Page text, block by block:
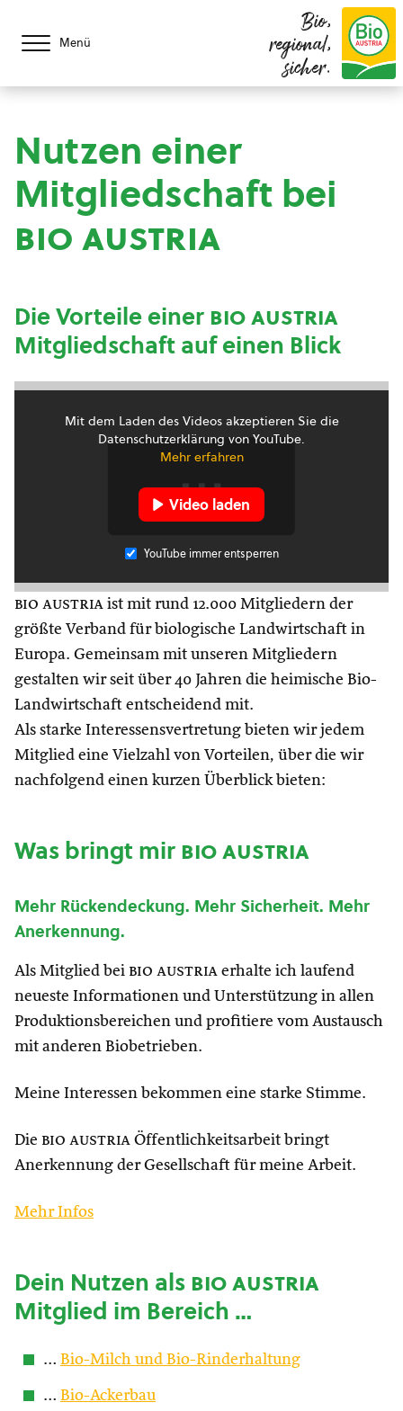
Menü
Bio,
regional,
sicher.
Nutzen einer
Mitgliedschaft bei
bio austria
Die Vorteile einerbio austria
Mitgliedschaft auf einen Blick
Mit dem Laden des Videos akzeptieren Sie die
Datenschutzerklärung von YouTube.
Mehr erfahren
Video laden
YouTube immer entsperren
bio austria ist mit rund 12.000 Mitgliedern der
größte Verband für biologische Landwirtschaft in
Europa. Gemeinsam mit unseren Mitgliedern
gestalten wir seit über 40 Jahren die heimische Bio-
Landwirtschaft entscheidend mit.
Als starke Interessensvertretung bieten wir jedem
Mitglied eine Vielzahl von Vorteilen, über die wir
nachfolgend einen kurzen Überblick bieten:
Was bringt mirbio austria
Mehr Rückendeckung. Mehr Sicherheit. Mehr
Anerkennung.
Als Mitglied bei bio austria erhalte ich laufend
neueste Informationen und Unterstützung in allen
Produktionsbereichen und profitiere vom Austausch
mit anderen Biobetrieben.
Meine Interessen bekommen eine starke Stimme.
Die bio austria Öffentlichkeitsarbeit bringt
Anerkennung der Gesellschaft für meine Arbeit.
Mehr Infos
Dein Nutzen alsbio austria
Mitglied im Bereich …
… Bio-Milch und Bio-Rinderhaltung
… Bio-Ackerbau